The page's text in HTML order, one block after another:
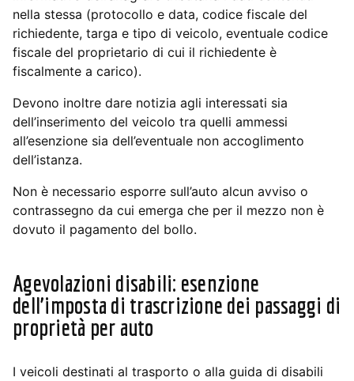
nella stessa (protocollo e data, codice fiscale del
richiedente, targa e tipo di veicolo, eventuale codice
fiscale del proprietario di cui il richiedente è
fiscalmente a carico).
Devono inoltre dare notizia agli interessati sia
dell’inserimento del veicolo tra quelli ammessi
all’esenzione sia dell’eventuale non accoglimento
dell’istanza.
Non è necessario esporre sull’auto alcun avviso o
contrassegno da cui emerga che per il mezzo non è
dovuto il pagamento del bollo.
Agevolazioni disabili: esenzione
dell’imposta di trascrizione dei passaggi di
proprietà per auto
I veicoli destinati al trasporto o alla guida di disabili